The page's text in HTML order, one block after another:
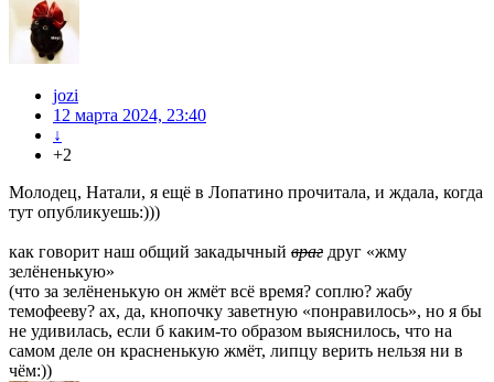
jozi
12 марта 2024, 23:40
↓
+2
Молодец, Натали, я ещё в Лопатино прочитала, и ждала, когда
тут опубликуешь:)))
как говорит наш общий закадычный враг друг «жму
зелёненькую»
(что за зелёненькую он жмёт всё время? соплю? жабу
темофееву? ах, да, кнопочку заветную «понравилось», но я бы
не удивилась, если б каким-то образом выяснилось, что на
самом деле он красненькую жмёт, липцу верить нельзя ни в
чём:))